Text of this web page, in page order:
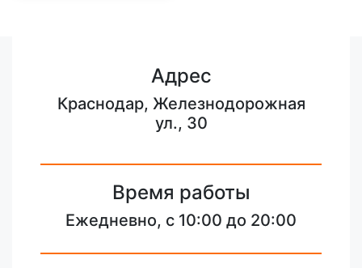
Адрес
Краснодар, Железнодорожная
ул., 30
Время работы
Ежедневно, с 10:00 до 20:00